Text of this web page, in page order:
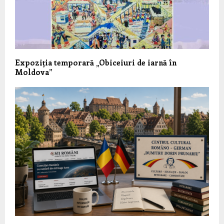
Expoziția temporară „Obiceiuri de iarnă în
Moldova”